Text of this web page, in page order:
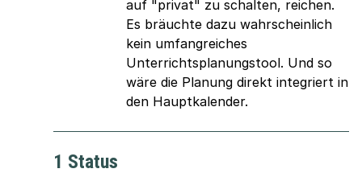
auf "privat" zu schalten, reichen.
Es bräuchte dazu wahrscheinlich
kein umfangreiches
Unterrichtsplanungstool. Und so
wäre die Planung direkt integriert in
den Hauptkalender.
1 Status